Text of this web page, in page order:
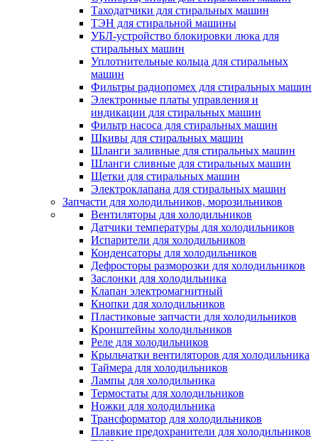
Таходатчики для стиральных машин
ТЭН для стиральной машины
УБЛ-устройство блокировки люка для
стиральных машин
Уплотнительные кольца для стиральных
машин
Фильтры радиопомех для стиральных машин
Электронные платы управления и
индикации для стиральных машин
Фильтр насоса для стиральных машин
Шкивы для стиральных машин
Шланги заливные для стиральных машин
Шланги сливные для стиральных машин
Щетки для стиральных машин
Электроклапана для стиральных машин
Запчасти для холодильников, морозильников
Вентиляторы для холодильников
Датчики температуры для холодильников
Испарители для холодильников
Конденсаторы для холодильников
Дефросторы разморозки для холодильников
Заслонки для холодильника
Клапан электромагнитный
Кнопки для холодильников
Пластиковые запчасти для холодильников
Кронштейны холодильников
Реле для холодильников
Крыльчатки вентиляторов для холодильника
Таймера для холодильников
Лампы для холодильника
Термостаты для холодильников
Ножки для холодильника
Трансформатор для холодильников
Плавкие предохранители для холодильников